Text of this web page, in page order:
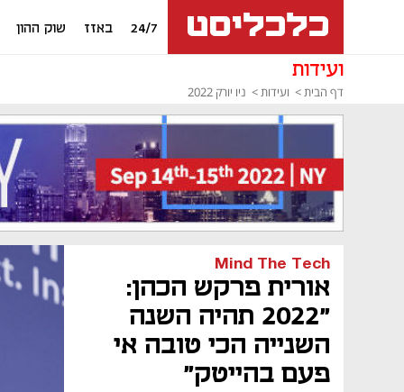
24/7 באזז שוק ההון
ועידות
דף הבית ועידות ניו יורק 2022
Mind The Tech
אורית פרקש הכהן:
"2022 תהיה השנה
השנייה הכי טובה אי
פעם בהייטק"